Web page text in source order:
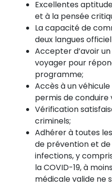
Excellentes
et à la pensée
La capacité de
deux langues
Accepter d’avoir
voyager pour
programme;
Accès à un véhicule
permis de conduire
Vérification
criminels;
Adhérer à toutes
de prévention et
infections, y
la COVID-19, à
médicale valide ne